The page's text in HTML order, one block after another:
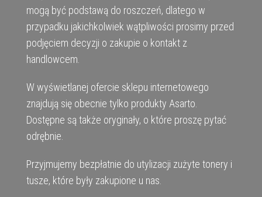
mogą być podstawą do roszczeń, dlatego w
przypadku jakichkolwiek wątpliwości prosimy przed
podjęciem decyzji o zakupie o kontakt z
handlowcem.
W wyświetlanej ofercie sklepu internetowego
znajdują się obecnie tylko produkty Asarto.
Dostępne są także oryginały, o które proszę pytać
odrębnie.
Przyjmujemy bezpłatnie do utylizacji zużyte tonery i
tusze, które były zakupione u nas.